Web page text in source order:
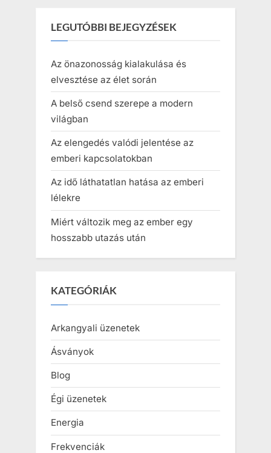
LEGUTÓBBI BEJEGYZÉSEK
Az önazonosság kialakulása és
elvesztése az élet során
A belső csend szerepe a modern
világban
Az elengedés valódi jelentése az
emberi kapcsolatokban
Az idő láthatatlan hatása az emberi
lélekre
Miért változik meg az ember egy
hosszabb utazás után
KATEGÓRIÁK
Arkangyali üzenetek
Ásványok
Blog
Égi üzenetek
Energia
Frekvenciák